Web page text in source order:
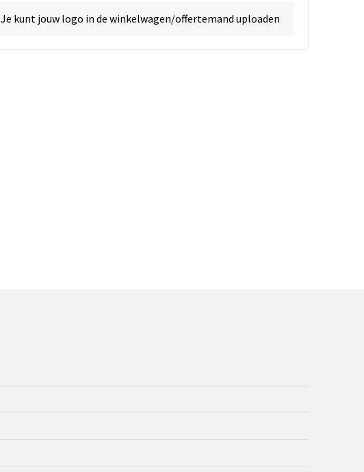
Je kunt jouw logo in de winkelwagen/offertemand uploaden